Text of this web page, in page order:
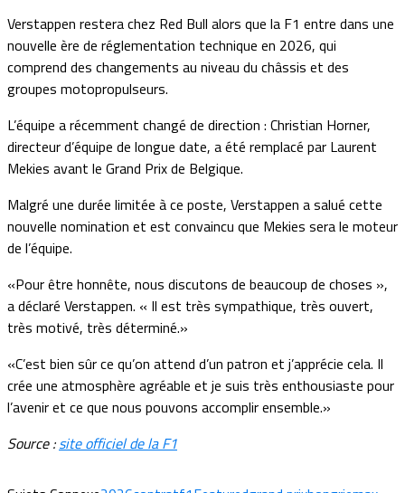
Verstappen restera chez Red Bull alors que la F1 entre dans une
nouvelle ère de réglementation technique en 2026, qui
comprend des changements au niveau du châssis et des
groupes motopropulseurs.
L’équipe a récemment changé de direction : Christian Horner,
directeur d’équipe de longue date, a été remplacé par Laurent
Mekies avant le Grand Prix de Belgique.
Malgré une durée limitée à ce poste, Verstappen a salué cette
nouvelle nomination et est convaincu que Mekies sera le moteur
de l’équipe.
«Pour être honnête, nous discutons de beaucoup de choses »,
a déclaré Verstappen. « Il est très sympathique, très ouvert,
très motivé, très déterminé.»
«C’est bien sûr ce qu’on attend d’un patron et j’apprécie cela. Il
crée une atmosphère agréable et je suis très enthousiaste pour
l’avenir et ce que nous pouvons accomplir ensemble.»
Source :site officiel de la F1